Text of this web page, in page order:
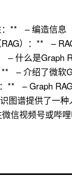
：** – 编造信
RAG）：** –
– 什么是Graph
– 介绍了微软
** – Graph
谱提供了一种
信视频号或哔